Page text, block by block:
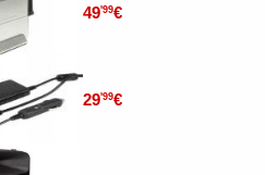
49'99€
29'99€